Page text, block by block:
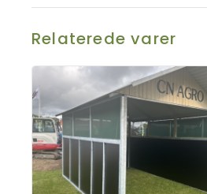
Relaterede varer